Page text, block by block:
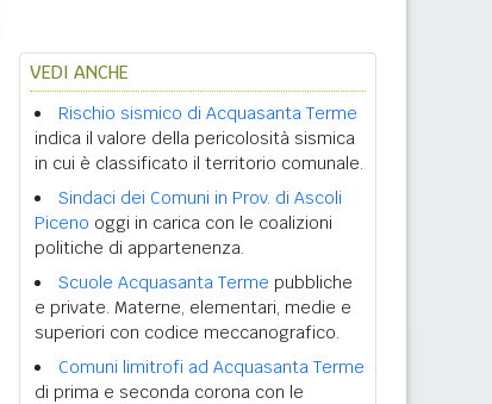
VEDI ANCHE
Rischio sismico di Acquasanta Terme
indica il valore della pericolosità sismica
in cui è classificato il territorio comunale.
Sindaci dei Comuni in Prov. di Ascoli
Piceno oggi in carica con le coalizioni
politiche di appartenenza.
Scuole Acquasanta Terme pubbliche
e private. Materne, elementari, medie e
superiori con codice meccanografico.
Comuni limitrofi ad Acquasanta Terme
di prima e seconda corona con le